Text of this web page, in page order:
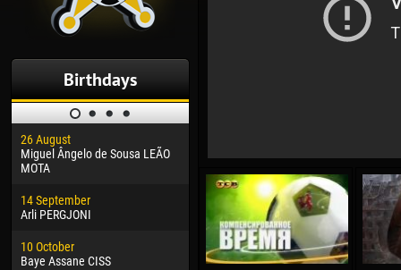
Birthdays
26 August
Miguel Ângelo de Sousa LEÃO
MOTA
14 September
Arli PERGJONI
10 October
Baye Assane CISS
24 February
Vladislav COSTIN
02 March
Veaceslav COZMA
13
24